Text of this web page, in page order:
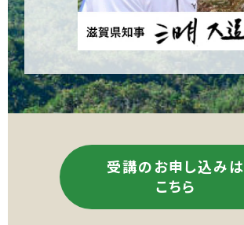
受講のお申し込みは
こちら